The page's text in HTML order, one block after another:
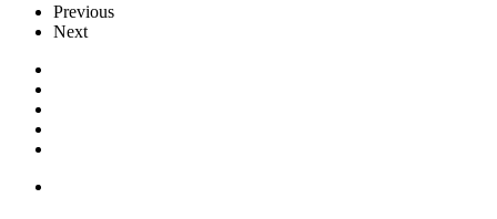
Previous
Next